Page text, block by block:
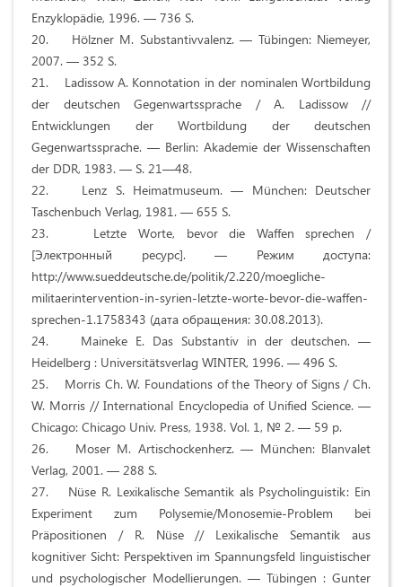
Enzyklopädie, 1996. — 736 S.
20. Hölzner M. Substantivvalenz. — Tübingen: Niemeyer,
2007. — 352 S.
21. Ladissow A. Konnotation in der nominalen Wortbildung
der deutschen Gegenwartssprache / A. Ladissow //
Entwicklungen der Wortbildung der deutschen
Gegenwartssprache. — Berlin: Akademie der Wissenschaften
der DDR, 1983. — S. 21—48.
22. Lenz S. Heimatmuseum. — München: Deutscher
Taschenbuch Verlag, 1981. — 655 S.
23. Letzte Worte, bevor die Waffen sprechen /
[Электронный ресурс]. — Режим доступа:
http://www.sueddeutsche.de/politik/2.220/moegliche-
militaerintervention-in-syrien-letzte-worte-bevor-die-waffen-
sprechen-1.1758343 (дата обращения: 30.08.2013).
24. Maineke E. Das Substantiv in der deutschen. —
Heidelberg : Universitätsverlag WINTER, 1996. — 496 S.
25. Morris Ch. W. Foundations of the Theory of Signs / Ch.
W. Morris // International Encyclopedia of Unified Science. —
Chicago: Chicago Univ. Press, 1938. Vol. 1, № 2. — 59 p.
26. Moser M. Artischockenherz. — München: Blanvalet
Verlag, 2001. — 288 S.
27. Nüse R. Lexikalische Semantik als Psycholinguistik: Ein
Experiment zum Polysemie/Monosemie-Problem bei
Präpositionen / R. Nüse // Lexikalische Semantik aus
kognitiver Sicht: Perspektiven im Spannungsfeld linguistischer
und psychologischer Modellierungen. — Tübingen : Gunter